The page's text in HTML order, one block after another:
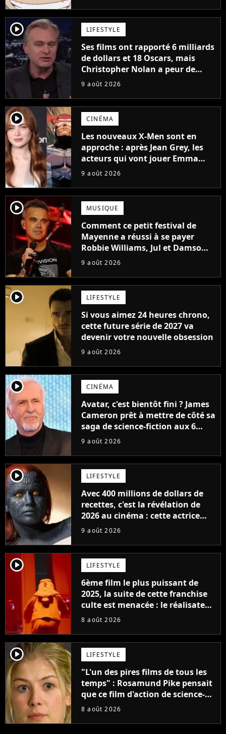
player2 LIFESTYLE
Ses films ont rapporté 6 milliards
de dollars et 18 Oscars, mais
Christopher Nolan a peur de
tourner un genre de films très
9 août 2026
player2 CINÉMA
Les nouveaux X-Men sont en
approche : après Jean Grey, les
acteurs qui vont jouer Emma
Frost et Cyclope trouvés !
9 août 2026
player2 MUSIQUE
Comment ce petit festival de
Mayenne a réussi à se payer
Robbie Williams, Jul et Damso
cette année ?
9 août 2026
player2 LIFESTYLE
Si vous aimez 24 heures chrono,
cette future série de 2027 va
devenir votre nouvelle obsession
9 août 2026
player2 CINÉMA
Avatar, c'est bientôt fini ? James
Cameron prêt à mettre de côté sa
saga de science-fiction aux 6
milliards de recettes
9 août 2026
player2 LIFESTYLE
Avec 400 millions de dollars de
recettes, c'est la révélation de
2026 au cinéma : cette actrice
adorée prête à remplacer
9 août 2026
player2 LIFESTYLE
6ème film le plus puissant de
2025, la suite de cette franchise
culte est menacée : le réalisateur
claque la porte pour "différends
8 août 2026
player2 LIFESTYLE
"L'un des pires films de tous les
temps" : Rosamund Pike pensait
que ce film d'action de science-
fiction avec Dwayne Johnson
8 août 2026